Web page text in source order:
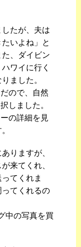
たが、夫は
いよね」と
、ダイビン
ワイに行く
ました。
ので、自然
しました。
の詳細を見
りますが、
来てくれ、
てくれま
てくれるの
中の写真を買